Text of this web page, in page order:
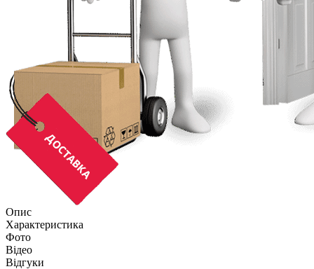
Опис
Характеристика
Фото
Відео
Відгуки